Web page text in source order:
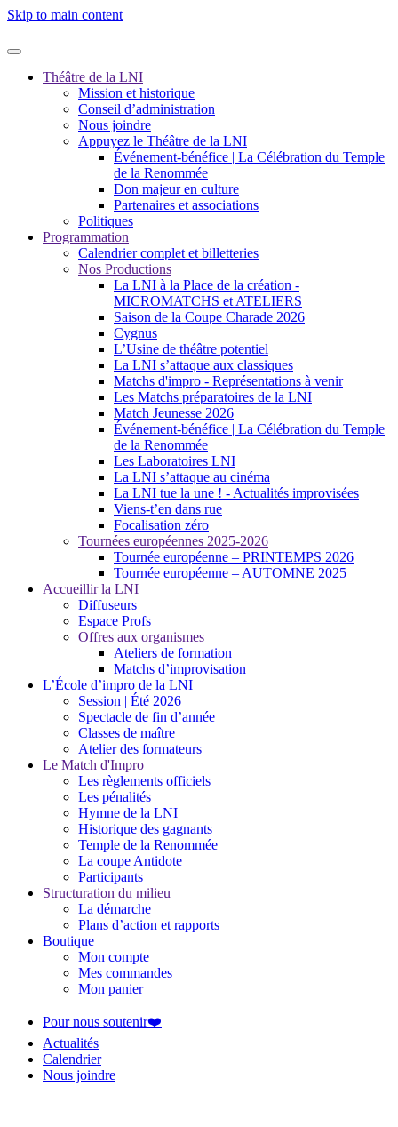
Skip to main content
Théâtre de la LNI
Mission et historique
Conseil d’administration
Nous joindre
Appuyez le Théâtre de la LNI
Événement-bénéfice | La Célébration du Temple
de la Renommée
Don majeur en culture
Partenaires et associations
Politiques
Programmation
Calendrier complet et billetteries
Nos Productions
La LNI à la Place de la création -
MICROMATCHS et ATELIERS
Saison de la Coupe Charade 2026
Cygnus
L’Usine de théâtre potentiel
La LNI s’attaque aux classiques
Matchs d'impro - Représentations à venir
Les Matchs préparatoires de la LNI
Match Jeunesse 2026
Événement-bénéfice | La Célébration du Temple
de la Renommée
Les Laboratoires LNI
La LNI s’attaque au cinéma
La LNI tue la une ! - Actualités improvisées
Viens-t’en dans rue
Focalisation zéro
Tournées européennes 2025-2026
Tournée européenne – PRINTEMPS 2026
Tournée européenne – AUTOMNE 2025
Accueillir la LNI
Diffuseurs
Espace Profs
Offres aux organismes
Ateliers de formation
Matchs d’improvisation
L’École d’impro de la LNI
Session | Été 2026
Spectacle de fin d’année
Classes de maître
Atelier des formateurs
Le Match d'Impro
Les règlements officiels
Les pénalités
Hymne de la LNI
Historique des gagnants
Temple de la Renommée
La coupe Antidote
Participants
Structuration du milieu
La démarche
Plans d’action et rapports
Boutique
Mon compte
Mes commandes
Mon panier
Pour nous soutenir❤️
Actualités
Calendrier
Nous joindre